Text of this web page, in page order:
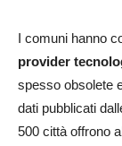
I comuni hanno
provider
spesso obsolete
dati pubblicati
500 città offrono